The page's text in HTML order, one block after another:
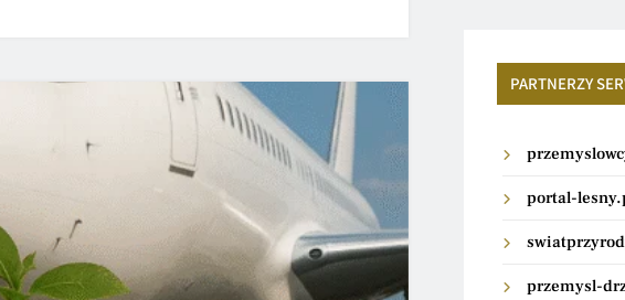
PARTNERZY
portal-
przemysl-